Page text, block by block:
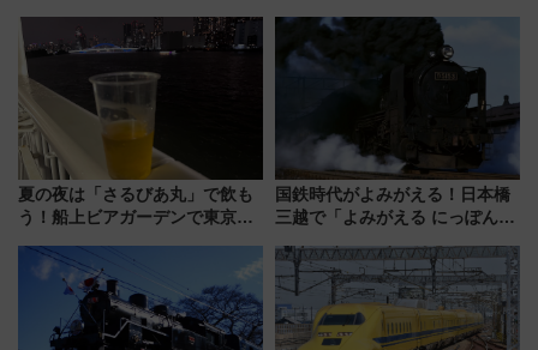
夏の夜は「さるびあ丸」で飲も
う！船上ビアガーデンで東京湾
杯……工場直送生ビールや島グ
ルメが美味い
国鉄時代がよみがえる！日本橋
三越で「よみがえる にっぽんの
敬の名作写真も、駅弁フェスも
同時開催！